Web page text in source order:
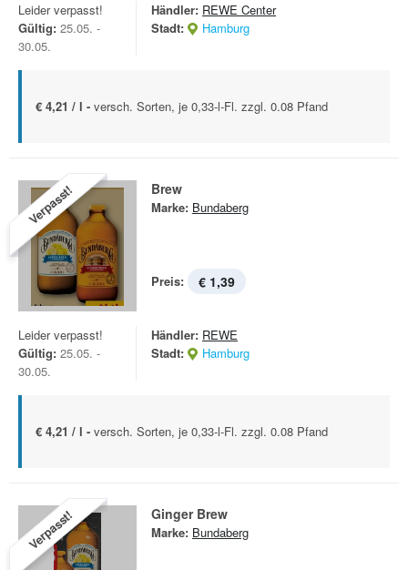
Leider verpasst!
Gültig: 25.05. -
30.05.
Händler: REWE Center
Stadt:
Hamburg
€ 4,21 / l - versch. Sorten, je 0,33-l-Fl. zzgl. 0.08 Pfand
Verpasst! Brew
Marke: Bundaberg
Preis: € 1,39
Leider verpasst!
Gültig: 25.05. -
30.05.
Händler: REWE
Stadt:
Hamburg
€ 4,21 / l - versch. Sorten, je 0,33-l-Fl. zzgl. 0.08 Pfand
Verpasst! Ginger Brew
Marke: Bundaberg